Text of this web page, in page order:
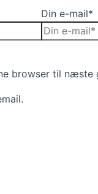
Din e-mail*
browser til næste